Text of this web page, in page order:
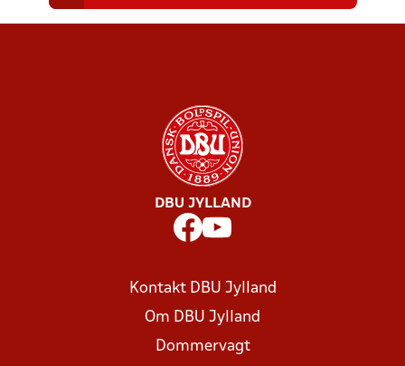
DBU JYLLAND
Kontakt DBU Jylland
Om DBU Jylland
Dommervagt